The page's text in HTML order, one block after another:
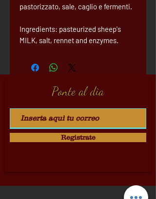
pastorizzato, sale, caglio e fermenti.
Ingredients: pasteurized sheep's
MILK, salt, rennet and enzymes.
Ponte al dìa
Registrate